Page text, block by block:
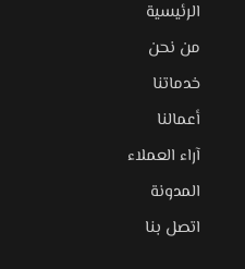
الرئيسية
من نحن
خدماتنا
أعمالنا
آراء العملاء
المدونة
اتصل بنا